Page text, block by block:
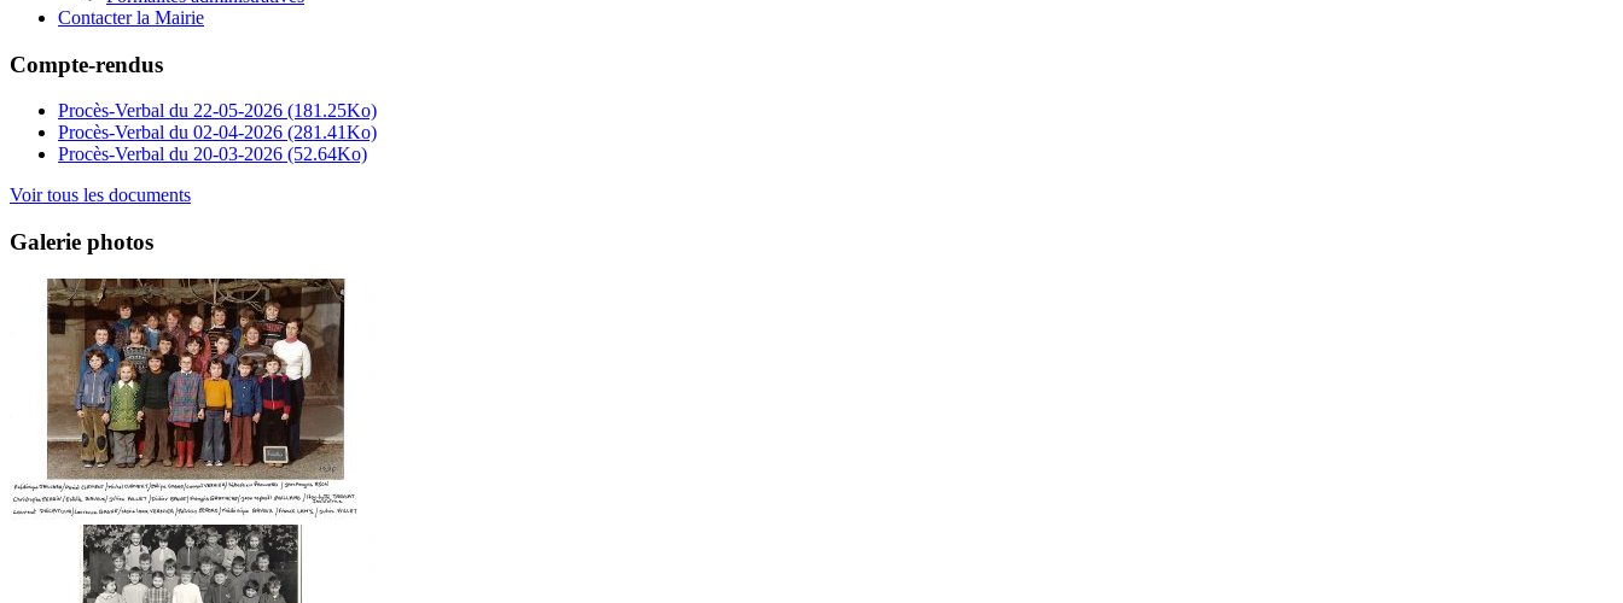
Contacter la Mairie
Compte-rendus
Procès-Verbal du 22-05-2026 (181.25Ko)
Procès-Verbal du 02-04-2026 (281.41Ko)
Procès-Verbal du 20-03-2026 (52.64Ko)
Voir tous les documents
Galerie photos